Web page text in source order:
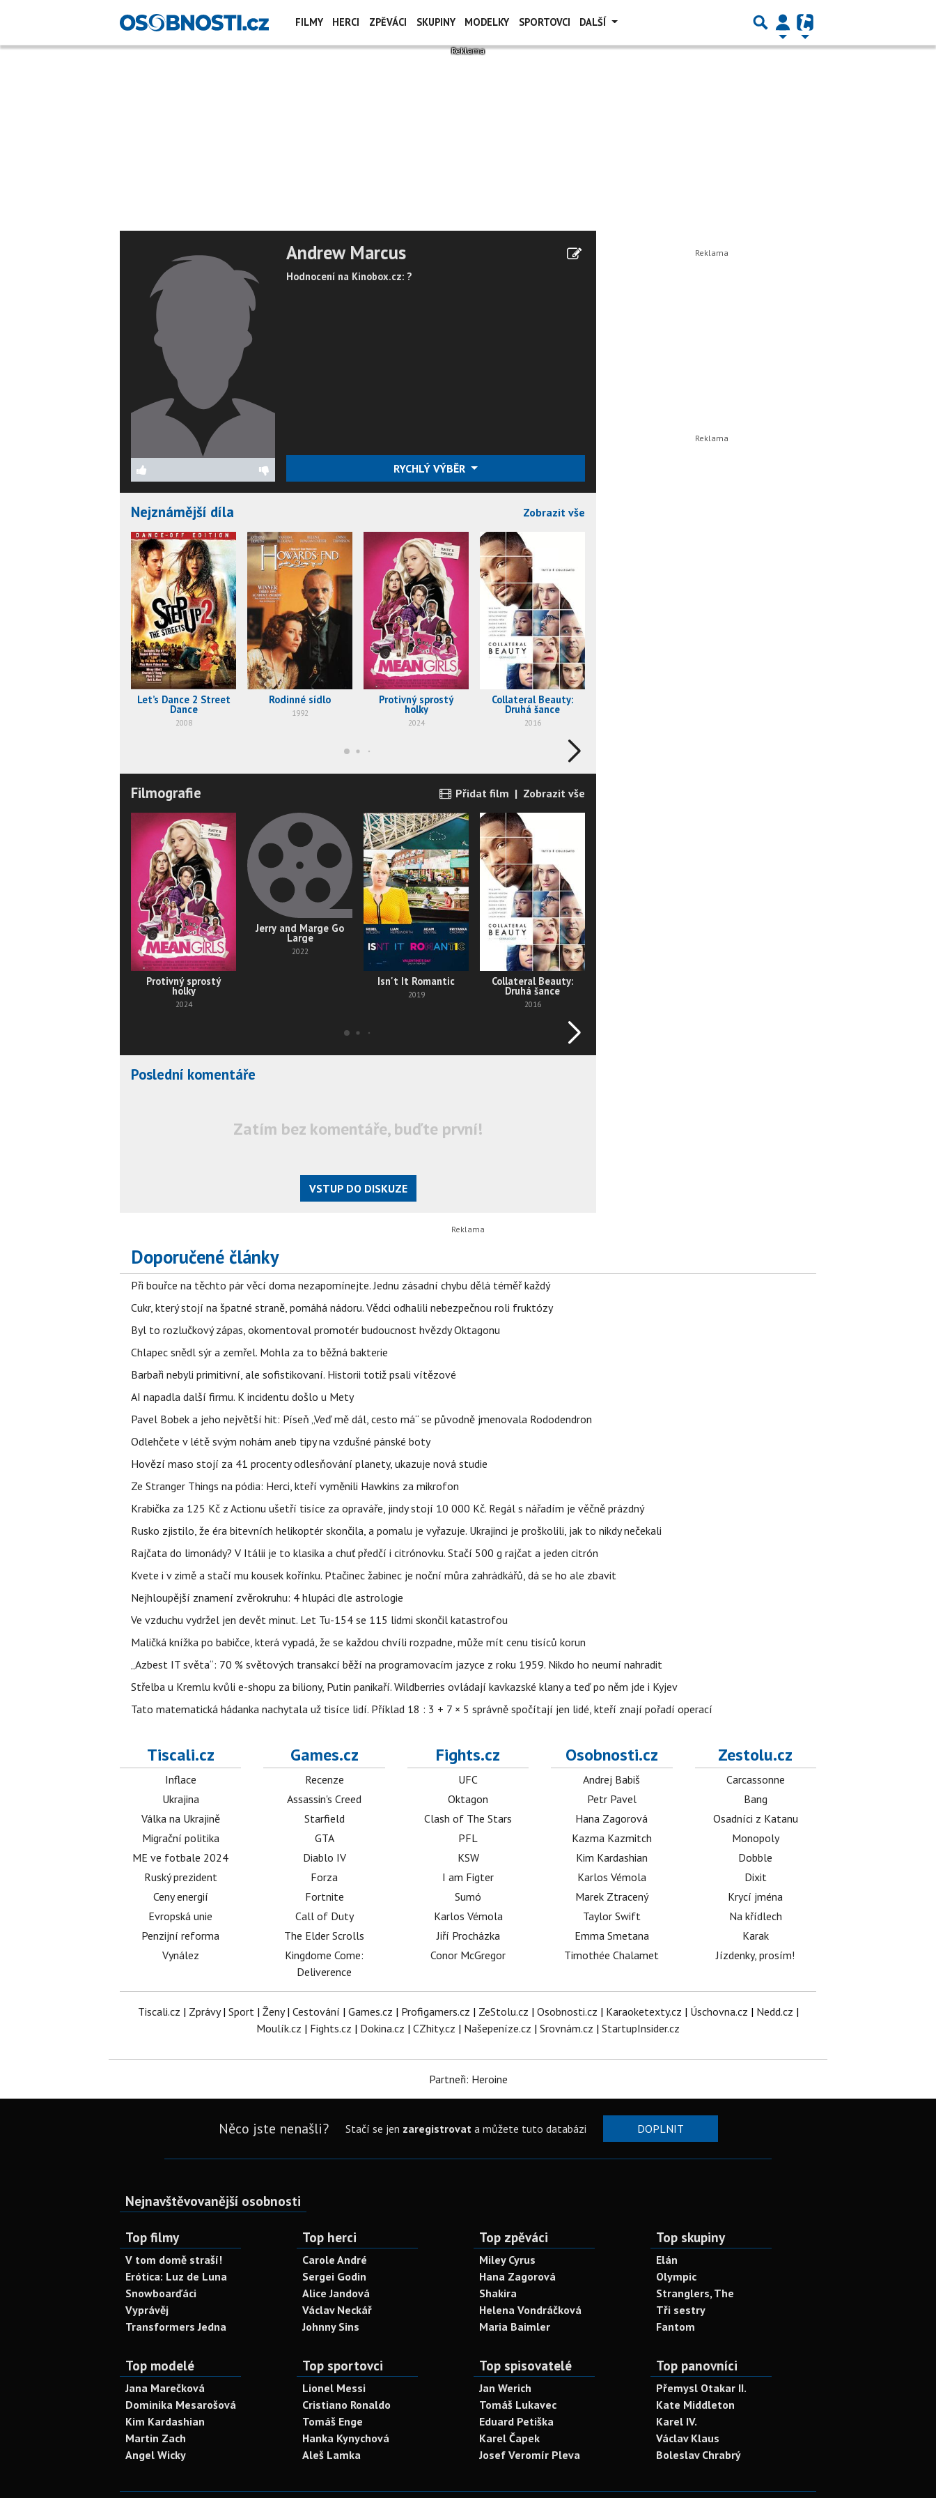
FILMY HERCI ZPĚVÁCI SKUPINY MODELKY SPORTOVCI DALŠÍ
Andrew Marcus
Hodnocení na Kinobox.cz: ?
RYCHLÝ VÝBĚR
Nejznámější díla Zobrazit vše
Let’s Dance 2 Street
Dance
2008
Rodinné sídlo
1992
Protivný sprostý
holky
2024
Collateral Beauty:
Druhá šance
2016
Filmografie Přidat film | Zobrazit vše
Protivný sprostý
holky
2024
Jerry and Marge Go
Large
2022
Isn't It Romantic
2019
Collateral Beauty:
Druhá šance
2016
Poslední komentáře
Zatím bez komentáře, buďte první!
VSTUP DO DISKUZE
Doporučené články
Při bouřce na těchto pár věcí doma nezapomínejte. Jednu zásadní chybu dělá téměř každý
Cukr, který stojí na špatné straně, pomáhá nádoru. Vědci odhalili nebezpečnou roli fruktózy
Byl to rozlučkový zápas, okomentoval promotér budoucnost hvězdy Oktagonu
Chlapec snědl sýr a zemřel. Mohla za to běžná bakterie
Barbaři nebyli primitivní, ale sofistikovaní. Historii totiž psali vítězové
AI napadla další firmu. K incidentu došlo u Mety
Pavel Bobek a jeho největší hit: Píseň „Veď mě dál, cesto má“ se původně jmenovala Rododendron
Odlehčete v létě svým nohám aneb tipy na vzdušné pánské boty
Hovězí maso stojí za 41 procenty odlesňování planety, ukazuje nová studie
Ze Stranger Things na pódia: Herci, kteří vyměnili Hawkins za mikrofon
Krabička za 125 Kč z Actionu ušetří tisíce za opraváře, jindy stojí 10 000 Kč. Regál s nářadím je věčně prázdný
Rusko zjistilo, že éra bitevních helikoptér skončila, a pomalu je vyřazuje. Ukrajinci je proškolili, jak to nikdy nečekali
Rajčata do limonády? V Itálii je to klasika a chuť předčí i citrónovku. Stačí 500 g rajčat a jeden citrón
Kvete i v zimě a stačí mu kousek kořínku. Ptačinec žabinec je noční můra zahrádkářů, dá se ho ale zbavit
Nejhloupější znamení zvěrokruhu: 4 hlupáci dle astrologie
Ve vzduchu vydržel jen devět minut. Let Tu-154 se 115 lidmi skončil katastrofou
Maličká knížka po babičce, která vypadá, že se každou chvíli rozpadne, může mít cenu tisíců korun
„Azbest IT světa“: 70 % světových transakcí běží na programovacím jazyce z roku 1959. Nikdo ho neumí nahradit
Střelba u Kremlu kvůli e-shopu za biliony, Putin panikaří. Wildberries ovládají kavkazské klany a teď po něm jde i Kyjev
Tato matematická hádanka nachytala už tisíce lidí. Příklad 18 : 3 + 7 × 5 správně spočítají jen lidé, kteří znají pořadí operací
Tiscali.cz
Inflace
Ukrajina
Válka na Ukrajině
Migrační politika
ME ve fotbale 2024
Ruský prezident
Ceny energií
Evropská unie
Penzijní reforma
Vynález
Games.cz
Recenze
Assassin's Creed
Starfield
GTA
Diablo IV
Forza
Fortnite
Call of Duty
The Elder Scrolls
Kingdome Come:
Deliverence
Fights.cz
UFC
Oktagon
Clash of The Stars
PFL
KSW
I am Figter
Sumó
Karlos Vémola
Jiří Procházka
Conor McGregor
Osobnosti.cz
Andrej Babiš
Petr Pavel
Hana Zagorová
Kazma Kazmitch
Kim Kardashian
Karlos Vémola
Marek Ztracený
Taylor Swift
Emma Smetana
Timothée Chalamet
Zestolu.cz
Carcassonne
Bang
Osadníci z Katanu
Monopoly
Dobble
Dixit
Krycí jména
Na křídlech
Karak
Jízdenky, prosím!
Tiscali.cz | Zprávy| Sport| Ženy| Cestování | Games.cz | Profigamers.cz | ZeStolu.cz | Osobnosti.cz | Karaoketexty.cz | Úschovna.cz | Nedd.cz |
Moulík.cz | Fights.cz | Dokina.cz | CZhity.cz | Našepeníze.cz | Srovnám.cz | StartupInsider.cz
Partneři: Heroine
Něco jste nenašli? Stačí se jen zaregistrovata můžete tuto databázi DOPLNIT
Nejnavštěvovanější osobnosti
Top filmy
V tom domě straší!
Erótica: Luz de Luna
Snowboarďáci
Vyprávěj
Transformers Jedna
Top herci
Carole André
Sergei Godin
Alice Jandová
Václav Neckář
Johnny Sins
Top zpěváci
Miley Cyrus
Hana Zagorová
Shakira
Helena Vondráčková
Maria Baimler
Top skupiny
Elán
Olympic
Stranglers, The
Tři sestry
Fantom
Top modelé
Jana Marečková
Dominika Mesarošová
Kim Kardashian
Martin Zach
Angel Wicky
Top sportovci
Lionel Messi
Cristiano Ronaldo
Tomáš Enge
Hanka Kynychová
Aleš Lamka
Top spisovatelé
Jan Werich
Tomáš Lukavec
Eduard Petiška
Karel Čapek
Josef Veromír Pleva
Top panovníci
Přemysl Otakar II.
Kate Middleton
Karel IV.
Václav Klaus
Boleslav Chrabrý